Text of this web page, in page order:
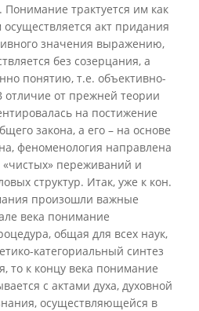
трактуется им как
акт придания
значения выражению,
без созерцания, а
понятию, т.е. объективно-
отличие от прежней теории
на постижение
закона, а его – на основе
феноменология направлена
переживаний и
структур. Итак, уже к кон.
произошли важные
века понимание
общая для всех наук,
категориальный синтез
то к концу века понимание
с актами духа, духовной
осуществляющейся в